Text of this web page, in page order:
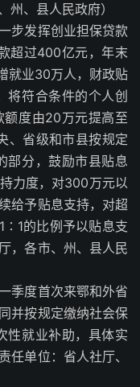
州、县人民政府）
步发挥创业担保贷款
超过400亿元，年末
就业30万人，财政贴
将符合条件的个人创
额度由20万元提高至
、省级和市县按规定
部分，鼓励市县贴息
力度，对300万元以
给予贴息支持，对超
的比例予以贴息支
，各市、州、县人民
季度首次来鄂和外省
并按规定缴纳社会保
性就业补助，具体实
任单位：省人社厅、